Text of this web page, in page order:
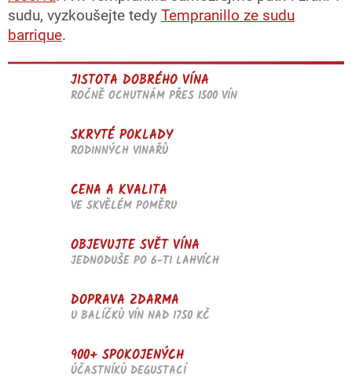
sudu, vyzkoušejte tedy Tempranillo ze sudu
barrique.
JISTOTA DOBRÉHO VÍNA
ROČNĚ OCHUTNÁM PŘES 1500 VÍN
SKRYTÉ POKLADY
RODINNÝCH VINAŘŮ
CENA A KVALITA
VE SKVĚLÉM POMĚRU
OBJEVUJTE SVĚT VÍNA
JEDNODUŠE PO 6-TI LAHVÍCH
DOPRAVA ZDARMA
U BALÍČKŮ VÍN NAD 1750 KČ
900+ SPOKOJENÝCH
ÚČASTNÍKŮ DEGUSTACÍ